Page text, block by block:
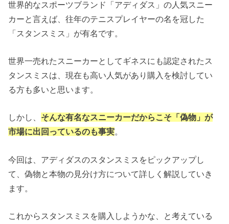
世界的なスポーツブランド「アディダス」の人気スニー
カーと言えば、往年のテニスプレイヤーの名を冠した
「スタンスミス」が有名です。
世界一売れたスニーカーとしてギネスにも認定されたス
タンスミスは、現在も高い人気があり購入を検討してい
る方も多いと思います。
しかし、 そんな有名なスニーカーだからこそ「偽物」が
市場に出回っているのも事実。
今回は、アディダスのスタンスミスをピックアップし
て、偽物と本物の見分け方について詳しく解説していき
ます。
これからスタンスミスを購入しようかな、と考えている